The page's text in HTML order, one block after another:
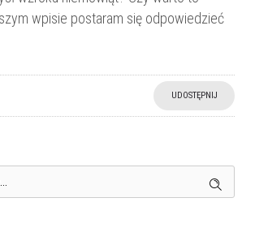
wpisie postaram się odpowiedzieć
UDOSTĘPNIJ